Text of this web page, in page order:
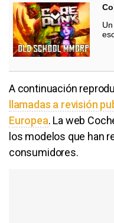
A continuación
llamadas a revisión
Europea. La web
los modelos que han
consumidores.